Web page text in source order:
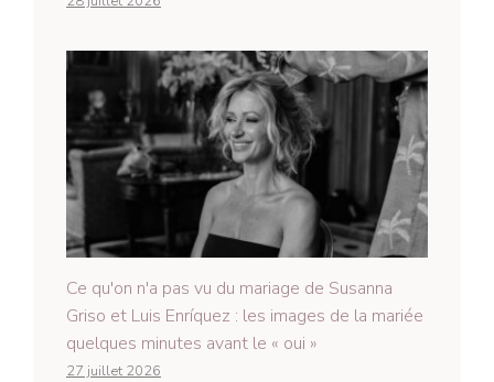
Ce qu'on n'a pas vu du mariage de Susanna
Griso et Luis Enríquez : les images de la mariée
quelques minutes avant le « oui »
27 juillet 2026